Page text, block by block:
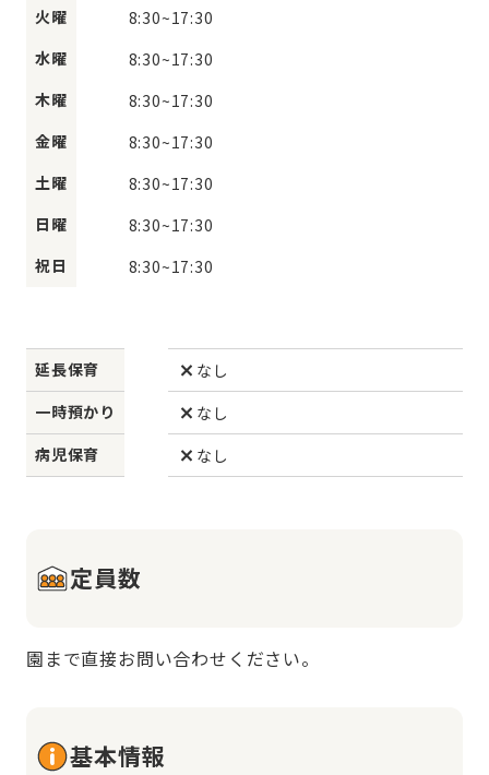
火曜
8:30~17:30
水曜
8:30~17:30
木曜
8:30~17:30
金曜
8:30~17:30
土曜
8:30~17:30
日曜
8:30~17:30
祝日
8:30~17:30
延長保育
なし
一時預かり
なし
病児保育
なし
定員数
園まで直接お問い合わせください。
基本情報